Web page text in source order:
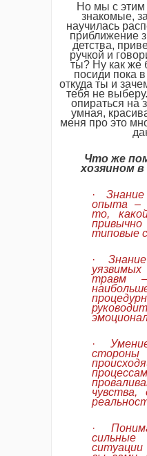
Но мы с
знакомые,
научилась
приближение
детства,
ручкой и
ты? Ну как же
посиди пока
откуда ты и
тебя не
опираться на
умная,
меня про это
Что же
хозяином в
·
опыта –
то,
типовые
·
травм
·
чувства,
·
сильные
ситуации